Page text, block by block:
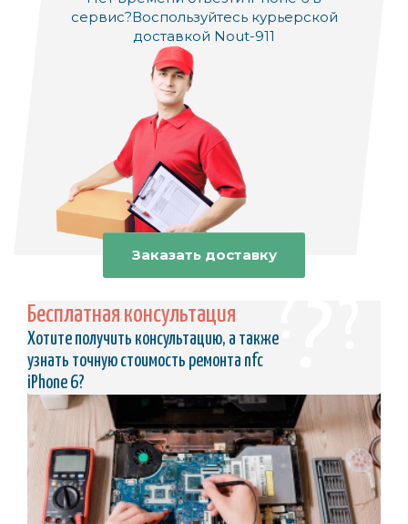
сервис?Воспользуйтесь курьерской
доставкой Nout-911
Заказать доставку
Бесплатная консультация
Хотите получить консультацию, а также
узнать точную стоимость ремонта nfc
iPhone 6?